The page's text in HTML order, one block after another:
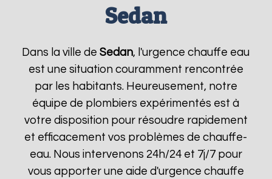
Sedan
Dans la ville deSedan, l'urgence chauffe eau
est une situation couramment rencontrée
par les habitants. Heureusement, notre
équipe de plombiers expérimentés est à
votre disposition pour résoudre rapidement
et efficacement vos problèmes de chauffe-
eau. Nous intervenons 24h/24 et 7j/7 pour
vous apporter une aide d'urgence chauffe